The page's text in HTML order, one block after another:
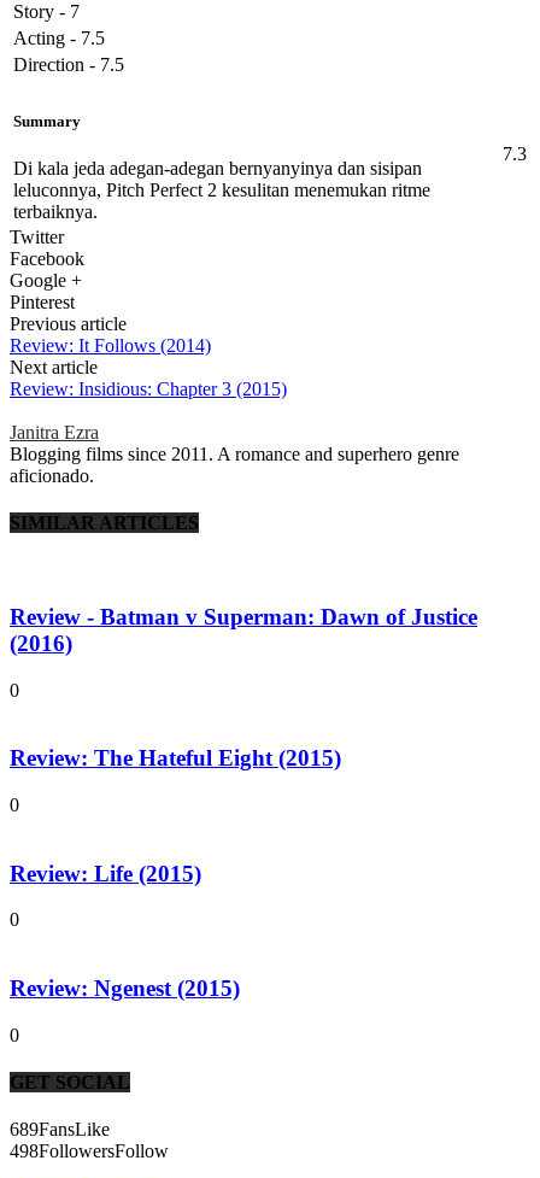
Story - 7
Acting - 7.5
Direction - 7.5
Summary
Di kala jeda adegan-adegan bernyanyinya dan sisipan
leluconnya, Pitch Perfect 2 kesulitan menemukan ritme
terbaiknya.
7.3
Twitter
Facebook
Google +
Pinterest
Previous article
Review: It Follows (2014)
Next article
Review: Insidious: Chapter 3 (2015)
Janitra Ezra
Blogging films since 2011. A romance and superhero genre
aficionado.
SIMILAR ARTICLES
Review - Batman v Superman: Dawn of Justice
(2016)
0
Review: The Hateful Eight (2015)
0
Review: Life (2015)
0
Review: Ngenest (2015)
0
GET SOCIAL
689FansLike
498FollowersFollow